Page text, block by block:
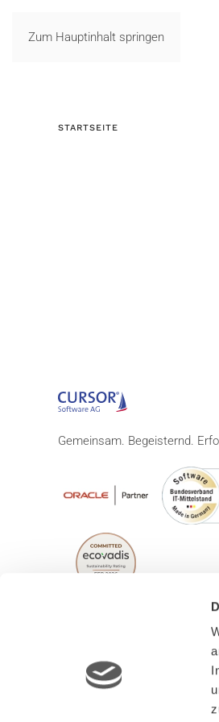
Zum Hauptinhalt springen
STARTSEITE
Gemeinsam. Begeisternd.
© CURSOR Software AG 2026